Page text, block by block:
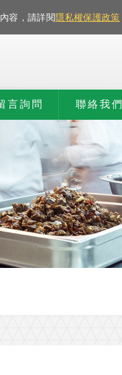
容，請詳閱隱私權保護政策
言詢問 聯絡我們